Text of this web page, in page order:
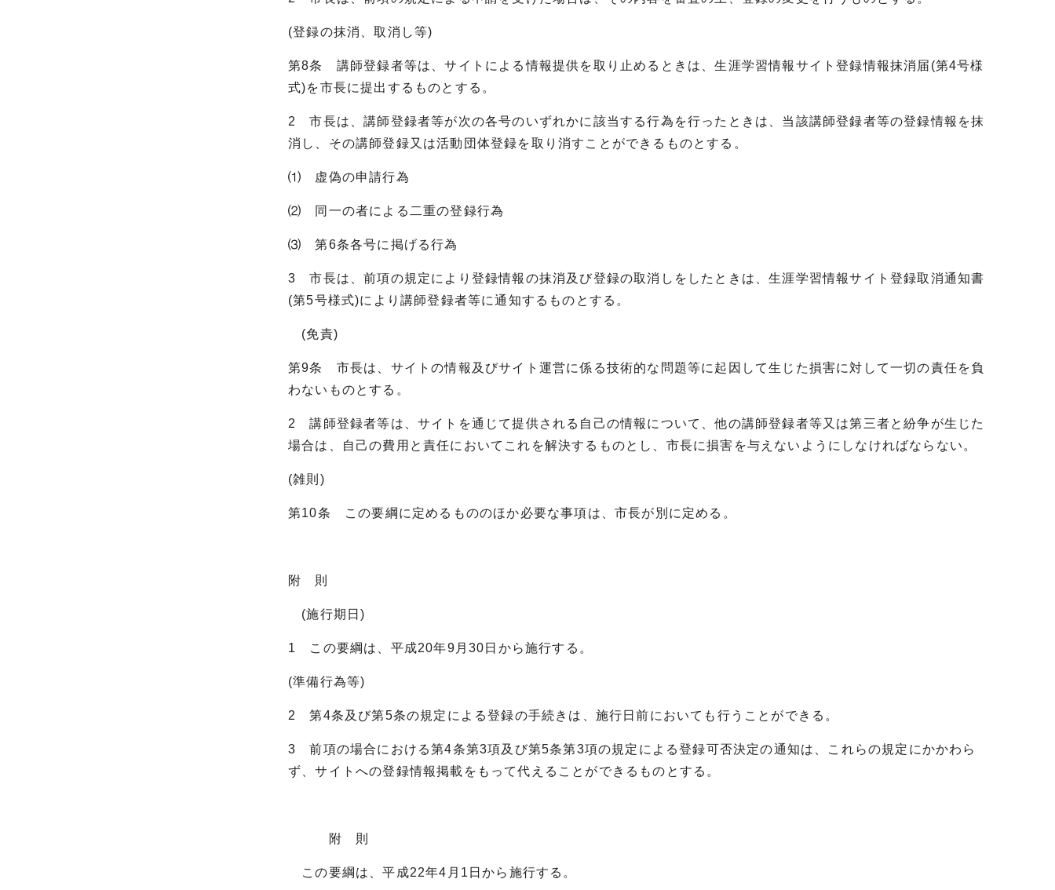
(登録の抹消、取消し等)
第8条 講師登録者等は、サイトによる情報提供を取り止めるときは、生涯学習情報サイト登録情報抹消届(第4号様
式)を市長に提出するものとする。
2 市長は、講師登録者等が次の各号のいずれかに該当する行為を行ったときは、当該講師登録者等の登録情報を抹
消し、その講師登録又は活動団体登録を取り消すことができるものとする。
⑴ 虚偽の申請行為
⑵ 同一の者による二重の登録行為
⑶ 第6条各号に掲げる行為
3 市長は、前項の規定により登録情報の抹消及び登録の取消しをしたときは、生涯学習情報サイト登録取消通知書
(第5号様式)により講師登録者等に通知するものとする。
(免責)
第9条 市長は、サイトの情報及びサイト運営に係る技術的な問題等に起因して生じた損害に対して一切の責任を負
わないものとする。
2 講師登録者等は、サイトを通じて提供される自己の情報について、他の講師登録者等又は第三者と紛争が生じた
場合は、自己の費用と責任においてこれを解決するものとし、市長に損害を与えないようにしなければならない。
(雑則)
第10条 この要綱に定めるもののほか必要な事項は、市長が別に定める。
附 則
(施行期日)
1 この要綱は、平成20年9月30日から施行する。
(準備行為等)
2 第4条及び第5条の規定による登録の手続きは、施行日前においても行うことができる。
3 前項の場合における第4条第3項及び第5条第3項の規定による登録可否決定の通知は、これらの規定にかかわら
ず、サイトへの登録情報掲載をもって代えることができるものとする。
附 則
この要綱は、平成22年4月1日から施行する。